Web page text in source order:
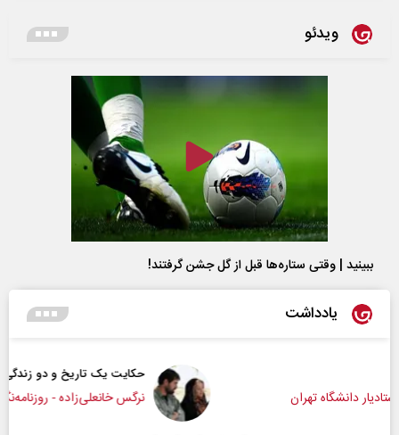
ویدئو
ببینید | وقتی ستاره‌ها قبل از گل جشن گرفتند!
یادداشت
حکایت یک تاریخ و دو زندگی
نرگس خانعلی‌زاده - روزنامه‌نگار